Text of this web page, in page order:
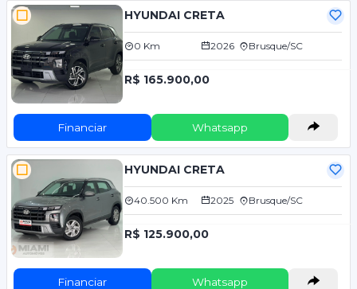
HYUNDAI CRETA
0 Km 2026 Brusque/SC
R$ 165.900,00
Financiar Whatsapp
HYUNDAI CRETA
40.500 Km 2025 Brusque/SC
R$ 125.900,00
Financiar Whatsapp